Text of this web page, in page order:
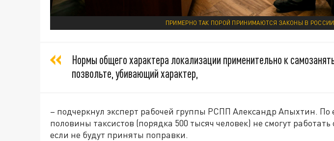
ПРИМЕРНО ТАК ПОРОЙ ПРИНИМАЮТСЯ ЗАКОНЫ В
Нормы общего характера локализации применительно к
позвольте, убивающий характер,
– подчеркнул эксперт рабочей группы РСПП Александр Апыхтин. По
половины таксистов (порядка 500 тысяч человек) не смогут работать
если не будут приняты поправки.